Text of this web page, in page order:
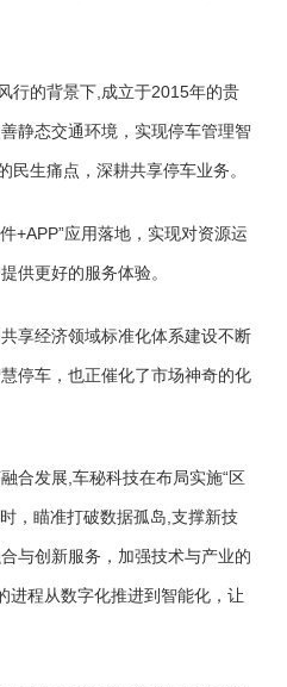
行的背景下,成立于2015年的贵
静态交通环境，实现停车管理智
民生痛点，深耕共享停车业务。
+APP”应用落地，实现对资源运
供更好的服务体验。
享经济领域标准化体系建设不断
停车，也正催化了市场神奇的化
合发展,车秘科技在布局实施“区
，瞄准打破数据孤岛,支撑新技
与创新服务，加强技术与产业的
进程从数字化推进到智能化，让